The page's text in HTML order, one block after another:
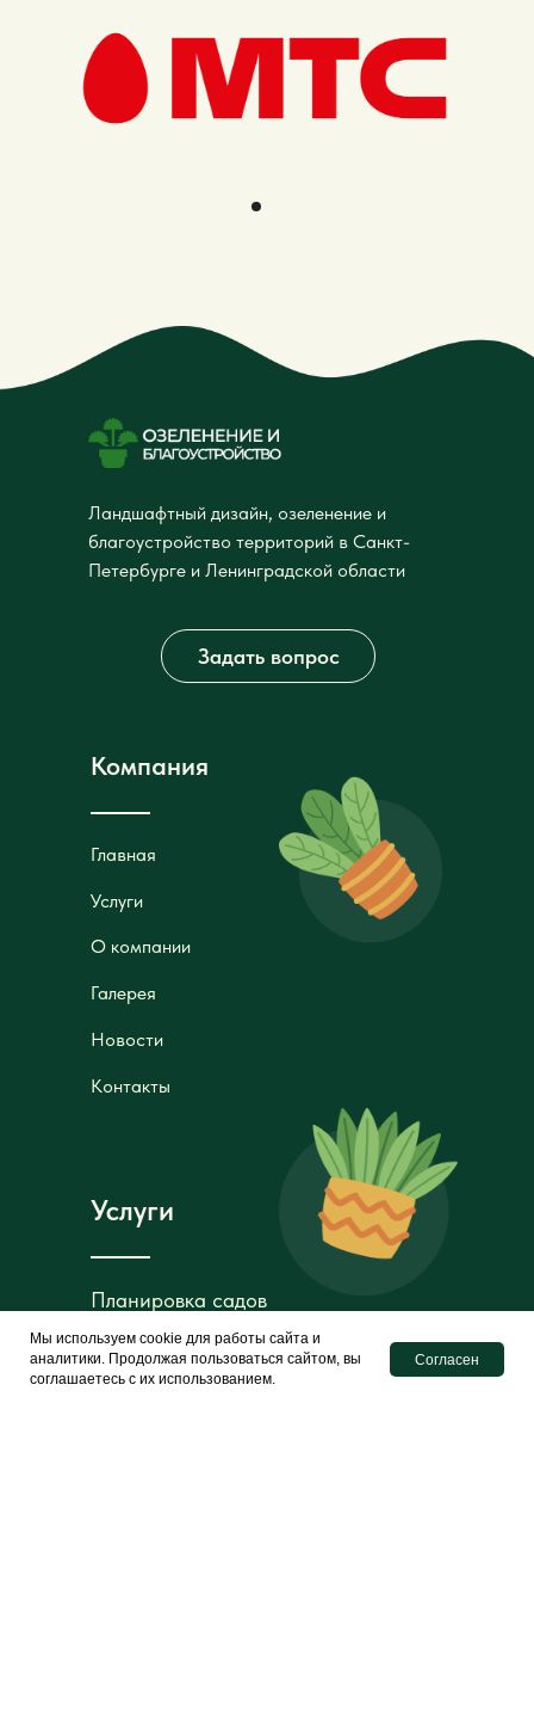
Мы используем cookie для работы сайта и
аналитики. Продолжая пользоваться сайтом, вы
соглашаетесь с их использованием.
Согласен
Ландшафтный дизайн, озеленение и
благоустройство территорий в Санкт-
Петербурге и Ленинградской области
Задать вопрос
Световые инсталяции
Световые инсталяции
Посадка
растений
Посадка
растений
Планировка садов
Планировка садов
Услуги
Контакты
Контакты
Новости
Новости
Галерея
Галерея
О компании
О компании
Услуги
Услуги
Главная
Главная
Компания